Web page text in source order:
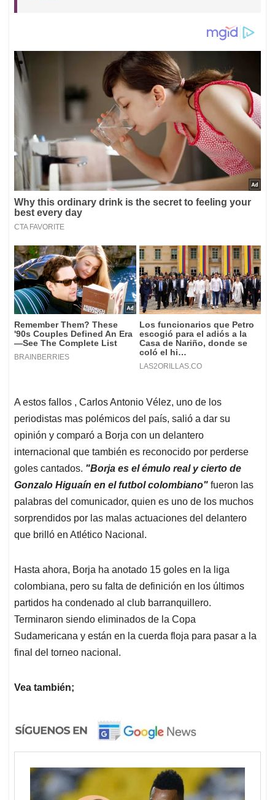
A estos fallos , Carlos Antonio Vélez, uno de los
periodistas mas polémicos del país, salió a dar su
opinión y comparó a Borja con un delantero
internacional que también es reconocido por perderse
goles cantados. "Borja es el émulo real y cierto de
Gonzalo Higuaín en el futbol colombiano" fueron las
palabras del comunicador, quien es uno de los muchos
sorprendidos por las malas actuaciones del delantero
que brilló en Atlético Nacional.
Hasta ahora, Borja ha anotado 15 goles en la liga
colombiana, pero su falta de definición en los últimos
partidos ha condenado al club barranquillero.
Terminaron siendo eliminados de la Copa
Sudamericana y están en la cuerda floja para pasar a la
final del torneo nacional.
Vea también;